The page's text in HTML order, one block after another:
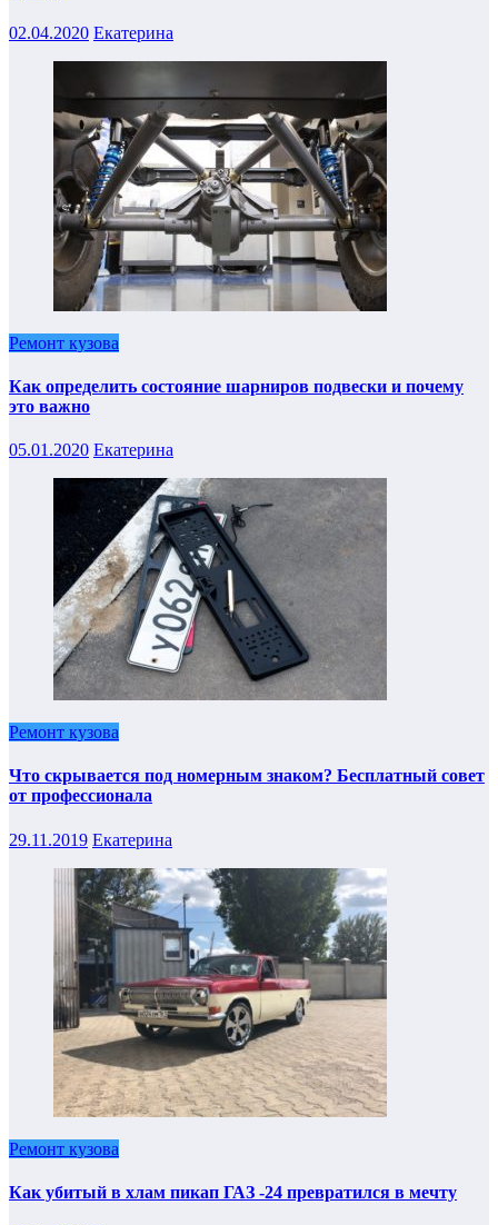
02.04.2020 Екатерина
Ремонт кузова
Как определить состояние шарниров подвески и почему
это важно
05.01.2020 Екатерина
Ремонт кузова
Что скрывается под номерным знаком? Бесплатный совет
от профессионала
29.11.2019 Екатерина
Ремонт кузова
Как убитый в хлам пикап ГАЗ -24 превратился в мечту